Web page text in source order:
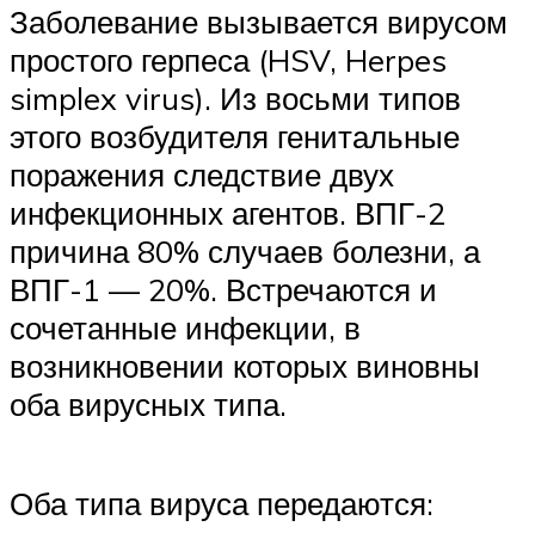
Заболевание вызывается вирусом
простого герпеса (HSV, Herpes
simplex virus). Из восьми типов
этого возбудителя генитальные
поражения следствие двух
инфекционных агентов. ВПГ-2
причина 80% случаев болезни, а
ВПГ-1 — 20%. Встречаются и
сочетанные инфекции, в
возникновении которых виновны
оба вирусных типа.
Оба типа вируса передаются: